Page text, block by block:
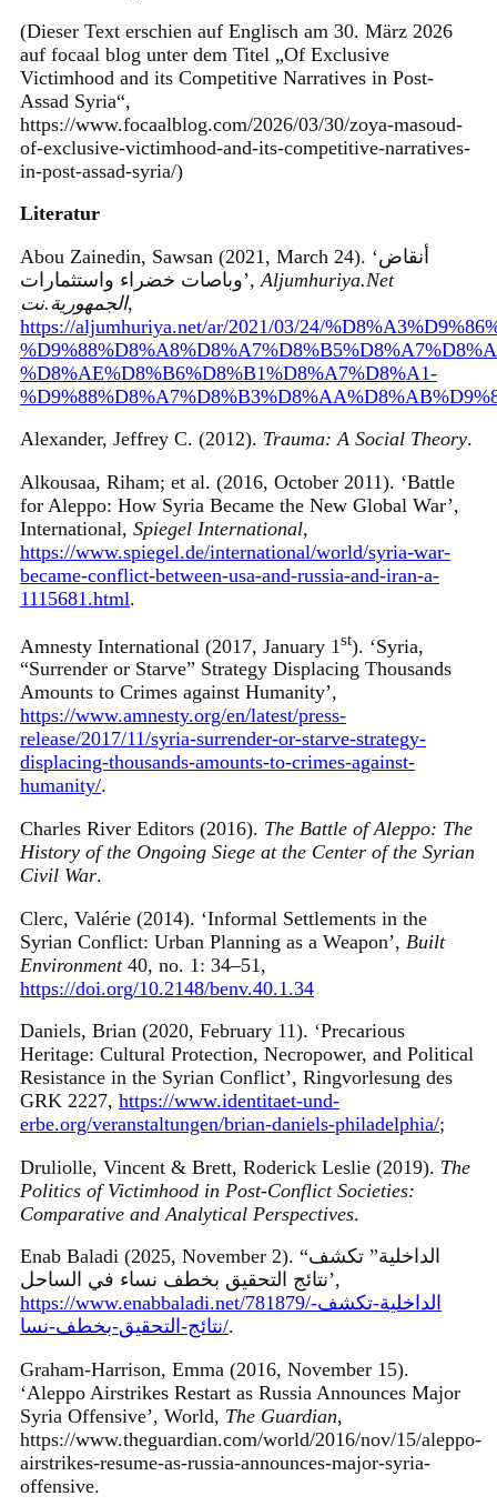
(Dieser Text erschien auf Englisch am 30. März 2026
auf focaal blog unter dem Titel „Of Exclusive
Victimhood and its Competitive Narratives in Post-
Assad Syria“,
https://www.focaalblog.com/2026/03/30/zoya-masoud-
of-exclusive-victimhood-and-its-competitive-narratives-
in-post-assad-syria/)
Literatur
Abou Zainedin, Sawsan (2021, March 24). ‘أنقاض
وباصات خضراء واستثمارات’, Aljumhuriya.Net
الجمهورية.نت,
https://aljumhuriya.net/ar/2021/03/24/
%D8%AE%D8%B6%D8%B1%D8%A7%D8%A1-
Alexander, Jeffrey C. (2012). Trauma: A Social Theory.
Alkousaa, Riham; et al. (2016, October 2011). ‘Battle
for Aleppo: How Syria Became the New Global War’,
International, Spiegel International,
https://www.spiegel.de/international/world/syria-war-
became-conflict-between-usa-and-russia-and-iran-a-
1115681.html.
Amnesty International (2017, January 1st). ‘Syria,
“Surrender or Starve” Strategy Displacing Thousands
Amounts to Crimes against Humanity’,
https://www.amnesty.org/en/latest/press-
release/2017/11/syria-surrender-or-starve-strategy-
displacing-thousands-amounts-to-crimes-against-
humanity/.
Charles River Editors (2016). The Battle of Aleppo: The
History of the Ongoing Siege at the Center of the Syrian
Civil War.
Clerc, Valérie (2014). ‘Informal Settlements in the
Syrian Conflict: Urban Planning as a Weapon’, Built
Environment40, no. 1: 34–51,
https://doi.org/10.2148/benv.40.1.34
Daniels, Brian (2020, February 11). ‘Precarious
Heritage: Cultural Protection, Necropower, and Political
Resistance in the Syrian Conflict’, Ringvorlesung des
GRK 2227, https://www.identitaet-und-
erbe.org/veranstaltungen/brian-daniels-philadelphia/;
Druliolle, Vincent & Brett, Roderick Leslie (2019). The
Politics of Victimhood in Post-Conflict Societies:
Comparative and Analytical Perspectives.
Enab Baladi (2025, November 2). “الداخلية” تكشف
نتائج التحقيق بخطف نساء في الساحل’,
https://www.enabbaladi.net/781879/الداخلية-تكشف-
نتائج-التحقيق-بخطف-نسا /.
Graham-Harrison, Emma (2016, November 15).
‘Aleppo Airstrikes Restart as Russia Announces Major
Syria Offensive’, World, The Guardian,
https://www.theguardian.com/world/2016/nov/15/aleppo-
airstrikes-resume-as-russia-announces-major-syria-
offensive.